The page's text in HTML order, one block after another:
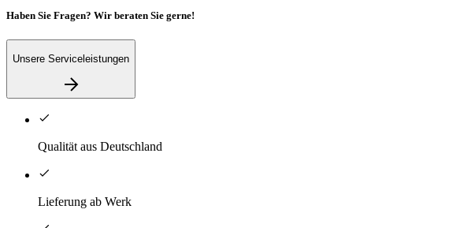
Haben Sie Fragen? Wir beraten Sie gerne!
Unsere Serviceleistungen
Qualität aus Deutschland
Lieferung ab Werk